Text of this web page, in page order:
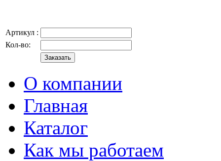
Артикул :
Кол-во:
О компании
Главная
Каталог
Как мы работаем